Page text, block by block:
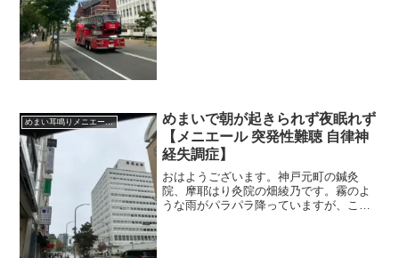
めまい耳鳴りメニエール突発性難聴
めまいで朝が起きられず夜眠れず
【メニエール 突発性難聴 自律神
経失調症】
おはようございます。神戸元町の鍼灸
院、摩耶はり灸院の畑綾乃です。霧のよ
うな雨がパラパラ降っていますが、これ